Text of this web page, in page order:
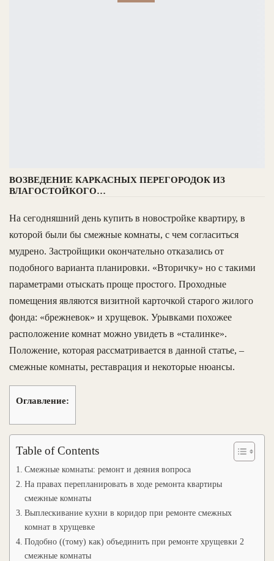
ВОЗВЕДЕНИЕ КАРКАСНЫХ ПЕРЕГОРОДОК ИЗ
ВЛАГОСТОЙКОГО…
На сегодняшний день купить в новостройке квартиру, в
которой были бы смежные комнаты, с чем согласиться
мудрено. Застройщики окончательно отказались от
подобного варианта планировки. «Вторичку» но с такими
параметрами отыскать проще простого. Проходные
помещения являются визитной карточкой старого жилого
фонда: «брежневок» и хрущевок. Урывками похожее
расположение комнат можно увидеть в «сталинке».
Положение, которая рассматривается в данной статье, –
смежные комнаты, реставрация и некоторые нюансы.
Оглавление:
Table of Contents
Смежные комнаты: ремонт и деяния вопроса
На правах перепланировать в ходе ремонта квартиры
смежные комнаты
Выплескивание кухни в коридор при ремонте смежных
комнат в хрущевке
Подобно ((тому) как) объединить при ремонте хрущевки 2
смежные комнаты